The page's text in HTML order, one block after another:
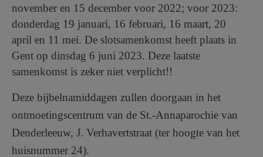
november en 15 december voor 2022; voor 2023:
donderdag 19 januari, 16 februari, 16 maart, 20
april en 11 mei. De slotsamenkomst heeft plaats in
Gent op dinsdag 6 juni 2023. Deze laatste
samenkomst is zeker niet verplicht!!
Deze bijbelnamiddagen zullen doorgaan in het
ontmoetingscentrum van de St.-Annaparochie van
Denderleeuw, J. Verhavertstraat (ter hoogte van het
huisnummer 24).